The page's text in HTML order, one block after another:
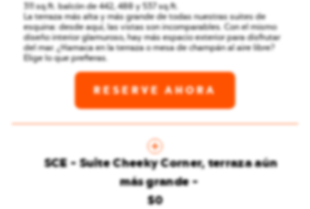
311 sq.ft. balcón de 442, 488 y 537 sq.ft.
La terraza más alta y más grande de todas nuestras suites de
esquina: desde aquí, las vistas son incomparables. Con el mismo
diseño interior glamuroso, hay más espacio exterior para disfrutar
del mar. ¿Hamaca en la terraza o mesa de champán al aire libre?
Elige lo que prefieras.
RESERVE AHORA
SCE - Suite Cheeky Corner, terraza aún
más grande
$0